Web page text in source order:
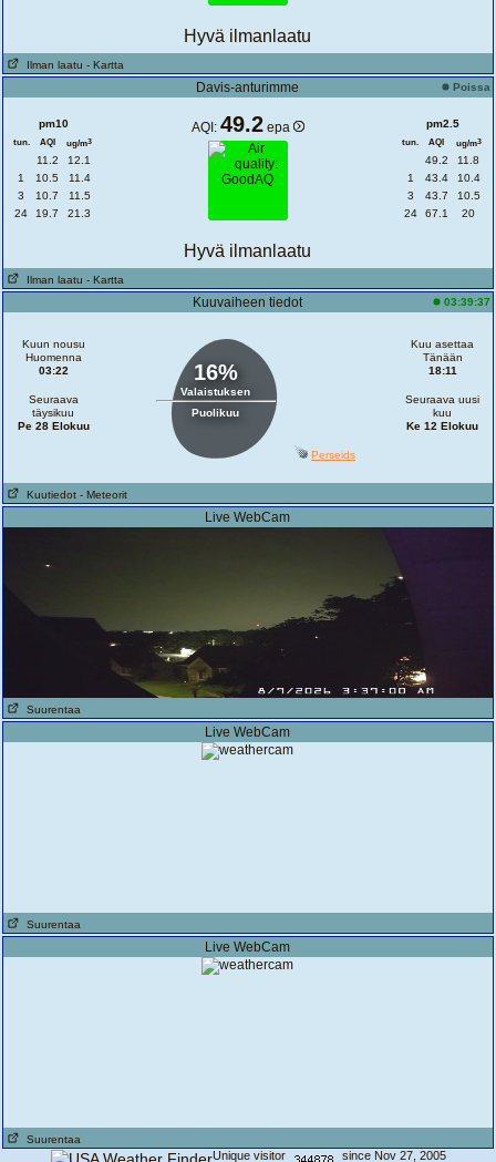
Hyvä ilmanlaatu
Ilman laatu - Kartta
Davis-anturimme Poissa
pm10
tun. AQI ug/m3
11.2
12.1
1
10.5
11.4
3
10.7
11.5
24
19.7 21.3
AQI: 49.2 epa pm2.5
tun. AQI ug/m3
49.2
11.8
1
43.4
10.4
3
43.7
10.5
24
67.1 20
Hyvä ilmanlaatu
Ilman laatu - Kartta
Kuuvaiheen tiedot 03:39:37
Kuun nousu
Huomenna
03:22
Seuraava
täysikuu
Pe 28 Elokuu
16%
Valaistuksen
Puolikuu
Kuu asettaa
Tänään
18:11
Seuraava uusi
kuu
Ke 12 Elokuu
Perseids
Kuutiedot - Meteorit
Live WebCam
Suurentaa
Live WebCam
Suurentaa
Live WebCam
Suurentaa
Unique visitor since Nov 27, 2005